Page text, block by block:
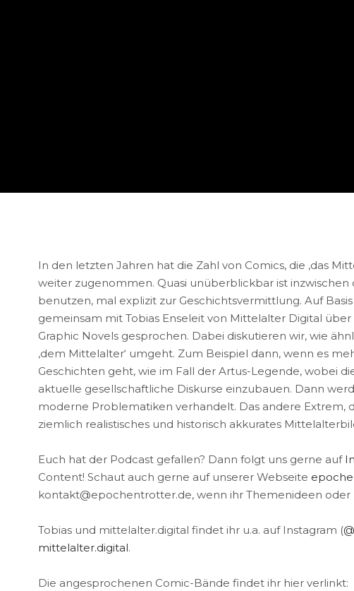
In den letzten Jahren hat die Zahl von Comics, die ‚das
weiter zugenommen. Quasi unüberblickbar ist inzwischen
benutzen, mal explizit zur Geschichtsvermittlung. Auf
gemeinsam mit Tobias Enseleit von Mittelalter Digital
Graphic Novels gesprochen. Dabei diskutieren wir, wie
‚dem Mittelalter‘ umgeht. Zum Beispiel dann, wenn es
Geschichten geht, wie im Fall der Artus-Legende, wobei
aktuelle gesellschaftliche Diskurse einzubauen. Dann
moderne Problematiken verhandelt. Das andere Extrem,
ziemlich realistisches und historisch akkurates
Euch hat der Podcast gefallen? Dann folgt uns gerne auf
Content! Schaut auch gerne auf unserer Webseite
kontakt@epochentrotter.de, wenn ihr Themenideen
Tobias und mittelalter.digital findet ihr u.a. auf Instagram (
mittelalter.digital.
Die angesprochenen Comic-Bände findet ihr hier verlinkt: